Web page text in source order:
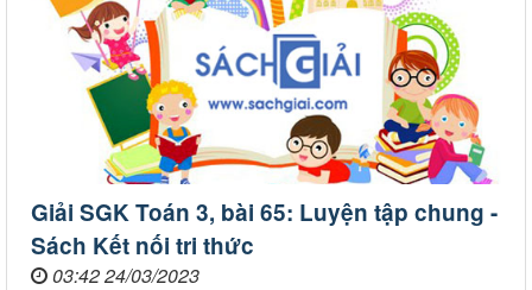
Giải SGK Toán 3, bài 65: Luyện tập chung -
Sách Kết nối tri thức
03:42 24/03/2023